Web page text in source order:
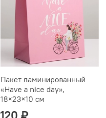
Пакет ламинированный
«Have a nice day»,
18×23×10 см
120 ₽